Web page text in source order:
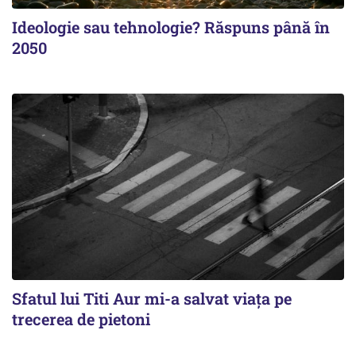
Ideologie sau tehnologie? Răspuns până în
2050
Sfatul lui Titi Aur mi-a salvat viaţa pe
trecerea de pietoni